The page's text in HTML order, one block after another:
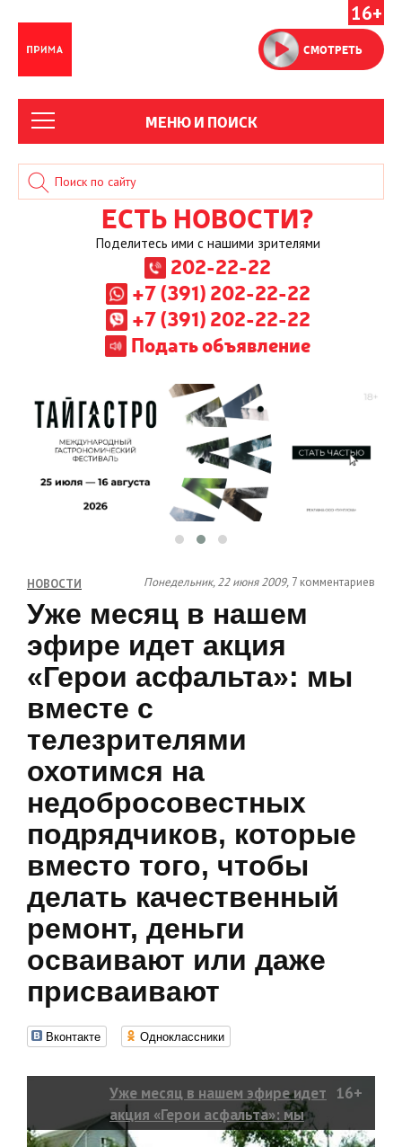
16+
СМОТРЕТЬ
МЕНЮ И ПОИСК
ЕСТЬ НОВОСТИ?
Поделитесь ими с нашими зрителями
202-22-22
+7 (391) 202-22-22
+7 (391) 202-22-22
Подать объявление
НОВОСТИ Понедельник, 22 июня 2009, 7 комментариев
Уже месяц в нашем
эфире идет акция
«Герои асфальта»: мы
вместе с
телезрителями
охотимся на
недобросовестных
подрядчиков, которые
вместо того, чтобы
делать качественный
ремонт, деньги
осваивают или даже
присваивают
Вконтакте Одноклассники
Уже месяц в нашем эфире идет
акция «Герои асфальта»: мы
вместе с телезрителями охотимся
16+